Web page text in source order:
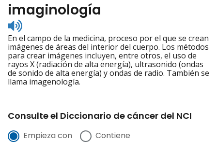
imaginología
Listen
to
pronunciation
En el campo de la medicina, proceso por el que se crean
imágenes de áreas del interior del cuerpo. Los métodos
para crear imágenes incluyen, entre otros, el uso de
rayos X (radiación de alta energía), ultrasonido (ondas
de sonido de alta energía) y ondas de radio. También se
llama imagenología.
Consulte el Diccionario de cáncer del NCI
Empieza con Contiene